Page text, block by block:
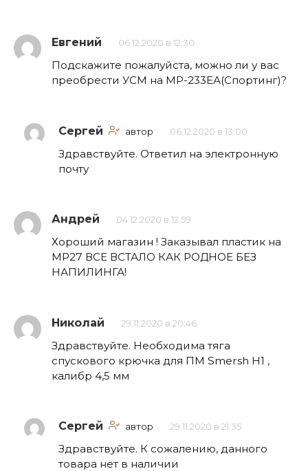
Евгений 06.12.2020 в 12:30
Подскажите пожалуйста, можно ли у вас
преобрести УСМ на МР-233ЕА(Спортинг)?
Сергей автор 06.12.2020 в 13:00
Здравствуйте. Ответил на электронную
почту
Андрей 04.12.2020 в 12:59
Хороший магазин ! Заказывал пластик на
МР27 ВСЕ ВСТАЛО КАК РОДНОЕ БЕЗ
НАПИЛИНГА!
Николай 29.11.2020 в 20:46
Здравствуйте. Необходима тяга
спускового крючка для ПМ Smersh H1 ,
калибр 4,5 мм
Сергей автор 29.11.2020 в 21:35
Здравствуйте. К сожалению, данного
товара нет в наличии